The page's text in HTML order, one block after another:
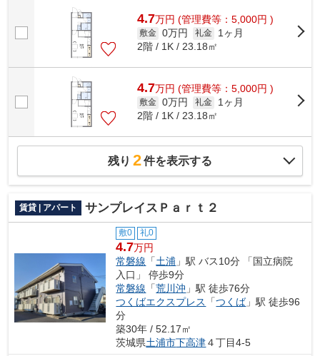
4.7万円 (管理費等：5,000円 )
敷金 0万円 礼金
1ヶ月
2階 / 1K / 23.18㎡
4.7万円 (管理費等：5,000円 )
敷金 0万円 礼金
1ヶ月
2階 / 1K / 23.18㎡
残り 2件を表示する
賃貸 | アパート サンプレイスＰａｒｔ２
敷0 礼0
4.7万円
常磐線 「土浦 」駅 バス10分 「国立病院
入口」 停歩9分
常磐線 「荒川沖 」駅 徒歩76分
つくばエクスプレス
「つくば」駅 徒歩96
分
築30年 / 52.17㎡
茨城県土浦市下高津４丁目4-5